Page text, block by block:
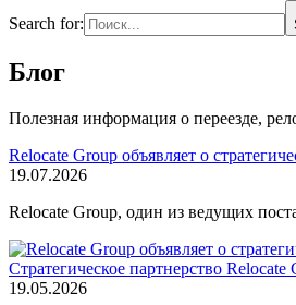
Search for:
Блог
Полезная информация о переезде,
Relocate Group объявляет о
19.07.2026
Relocate Group, один из ведущих
Стратегическое партнерство
19.05.2026